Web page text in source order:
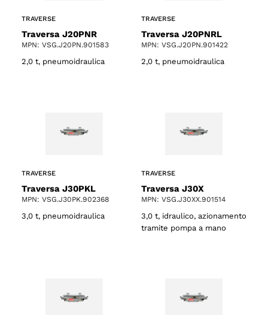
TRAVERSE
Traversa J20PNR
MPN: VSG.J20PN.901583
2,0 t, pneumoidraulica
TRAVERSE
Traversa J20PNRL
MPN: VSG.J20PN.901422
2,0 t, pneumoidraulica
TRAVERSE
Traversa J30PKL
MPN: VSG.J30PK.902368
3,0 t, pneumoidraulica
TRAVERSE
Traversa J30X
MPN: VSG.J30XX.901514
3,0 t, idraulico, azionamento
tramite pompa a mano